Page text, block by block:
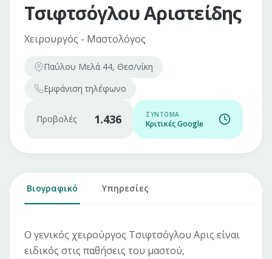
Τσιφτσόγλου Αριστείδης
Χειρουργός - Μαστολόγος
Παύλου Μελά 44, Θεσ/νίκη
Εμφάνιση τηλέφωνο
Προβολές 1.436 ΣΎΝΤΟΜΑ
Κριτικές Google
Βιογραφικό Υπηρεσίες
Ο γενικός χειρούργος Τσιφτσόγλου Αρις είναι
ειδικός στις παθήσεις του μαστού,